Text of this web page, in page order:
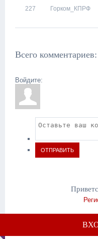
227 Горком_КПРФ
Всего комментариев:
Войдите:
ОТПРАВИТЬ